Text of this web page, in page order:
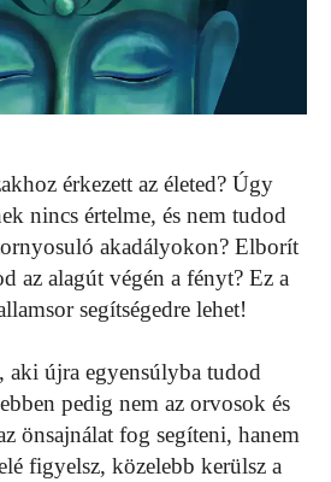
érkezett az életed? Úgy
nincs értelme, és nem tudod
akadályokon? Elborít
az alagút végén a fényt? Ez a
segítségedre lehet!
aki újra egyensúlyba tudod
pedig nem az orvosok és
önsajnálat fog segíteni, hanem
figyelsz, közelebb kerülsz a